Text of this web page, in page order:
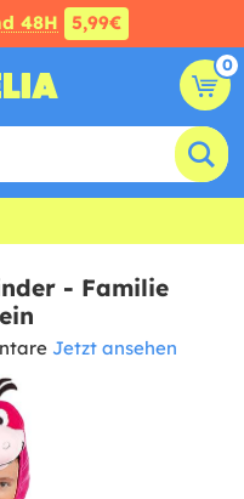
48H 5,99€
0
- Familie
Jetzt ansehen